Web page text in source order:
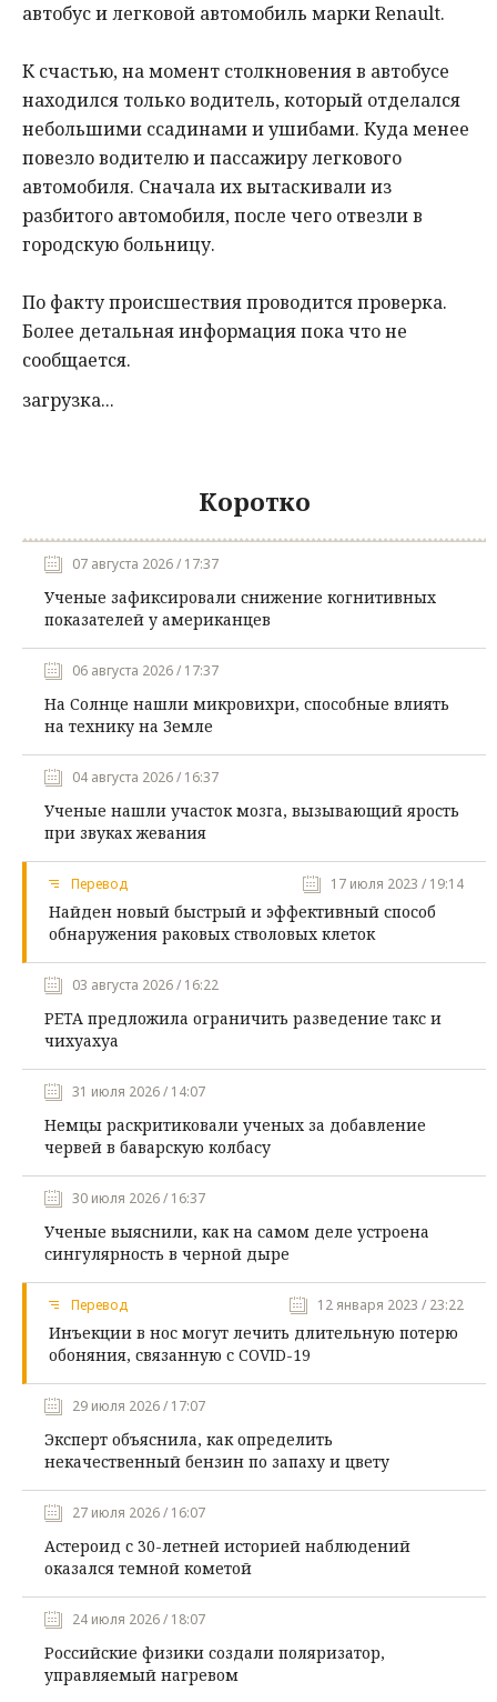
автобус и легковой автомобиль марки Renault.
К счастью, на момент столкновения в автобусе
находился только водитель, который отделался
небольшими ссадинами и ушибами. Куда менее
повезло водителю и пассажиру легкового
автомобиля. Сначала их вытаскивали из
разбитого автомобиля, после чего отвезли в
городскую больницу.
По факту происшествия проводится проверка.
Более детальная информация пока что не
сообщается.
загрузка...
Коротко
07 августа 2026 / 17:37
Ученые зафиксировали снижение когнитивных
показателей у американцев
06 августа 2026 / 17:37
На Солнце нашли микровихри, способные влиять
на технику на Земле
04 августа 2026 / 16:37
Ученые нашли участок мозга, вызывающий ярость
при звуках жевания
Перевод 17 июля 2023 / 19:14
Найден новый быстрый и эффективный способ
обнаружения раковых стволовых клеток
03 августа 2026 / 16:22
PETA предложила ограничить разведение такс и
чихуахуа
31 июля 2026 / 14:07
Немцы раскритиковали ученых за добавление
червей в баварскую колбасу
30 июля 2026 / 16:37
Ученые выяснили, как на самом деле устроена
сингулярность в черной дыре
Перевод 12 января 2023 / 23:22
Инъекции в нос могут лечить длительную потерю
обоняния, связанную с COVID-19
29 июля 2026 / 17:07
Эксперт объяснила, как определить
некачественный бензин по запаху и цвету
27 июля 2026 / 16:07
Астероид с 30-летней историей наблюдений
оказался темной кометой
24 июля 2026 / 18:07
Российские физики создали поляризатор,
управляемый нагревом